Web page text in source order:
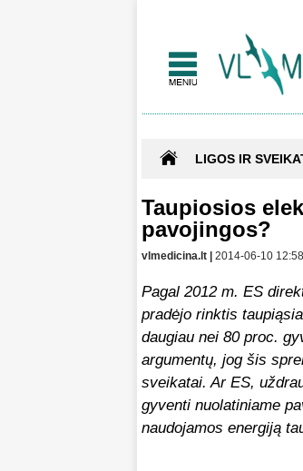
LIGOS IR
Taupiosios
pavojingos?
vlmedicina.lt | 2014-06-10
Pagal 2012 m. ES
pradėjo rinktis
daugiau nei 80 proc.
argumentų, jog šis
sveikatai. Ar ES,
gyventi nuolatiniame
naudojamos energiją